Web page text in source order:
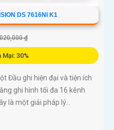
DS 7616NI K1
₫
Mại: 30%
Đầu ghi hiện đại và tiện ích
ghi hình tối đa 16 kênh
là một giải pháp lý...